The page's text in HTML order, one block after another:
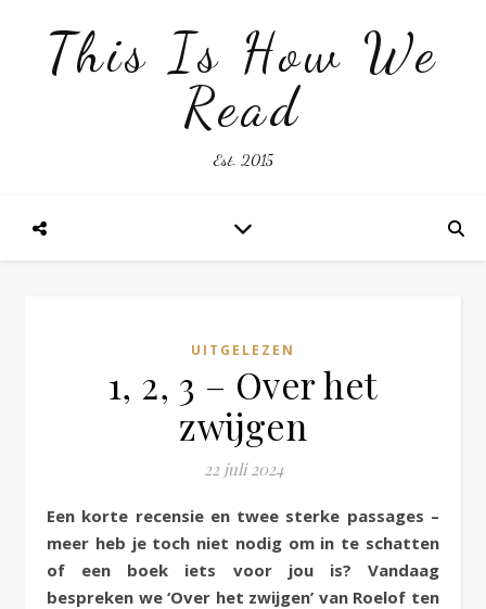
This Is How We
Read
Est. 2015
UITGELEZEN
1, 2, 3 – Over het
zwijgen
22 juli 2024
Een korte recensie en twee sterke passages –
meer heb je toch niet nodig om in te schatten
of een boek iets voor jou is? Vandaag
bespreken we ‘Over het zwijgen’ van Roelof ten